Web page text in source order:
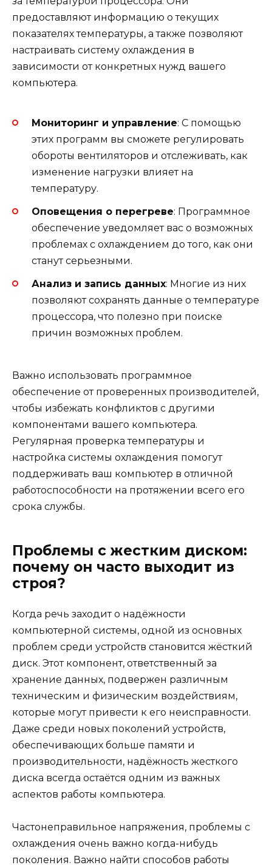
предоставляют информацию о текущих
показателях температуры, а также позволяют
настраивать систему охлаждения в
зависимости от конкретных нужд вашего
компьютера.
Мониторинг и управление: С помощью
этих программ вы сможете регулировать
обороты вентиляторов и отслеживать, как
изменение нагрузки влияет на
температуру.
Оповещения о перегреве: Программное
обеспечение уведомляет вас о возможных
проблемах с охлаждением до того, как они
станут серьезными.
Анализ и запись данных: Многие из них
позволяют сохранять данные о температуре
процессора, что полезно при поиске
причин возможных проблем.
Важно использовать программное
обеспечение от проверенных производителей,
чтобы избежать конфликтов с другими
компонентами вашего компьютера.
Регулярная проверка температуры и
настройка системы охлаждения помогут
поддерживать ваш компьютер в отличной
работоспособности на протяжении всего его
срока службы.
Проблемы с жестким диском:
почему он часто выходит из
строя?
Когда речь заходит о надёжности
компьютерной системы, одной из основных
проблем среди устройств становится жёсткий
диск. Этот компонент, ответственный за
хранение данных, подвержен различным
техническим и физическим воздействиям,
которые могут привести к его неисправности.
Даже среди новых поколений устройств,
обеспечивающих больше памяти и
производительности, надёжность жесткого
диска всегда остаётся одним из важных
аспектов работы компьютера.
Частонеправильное напряжения, проблемы с
охлаждения очень важно когда-нибудь
поколения. Важно найти способов работы